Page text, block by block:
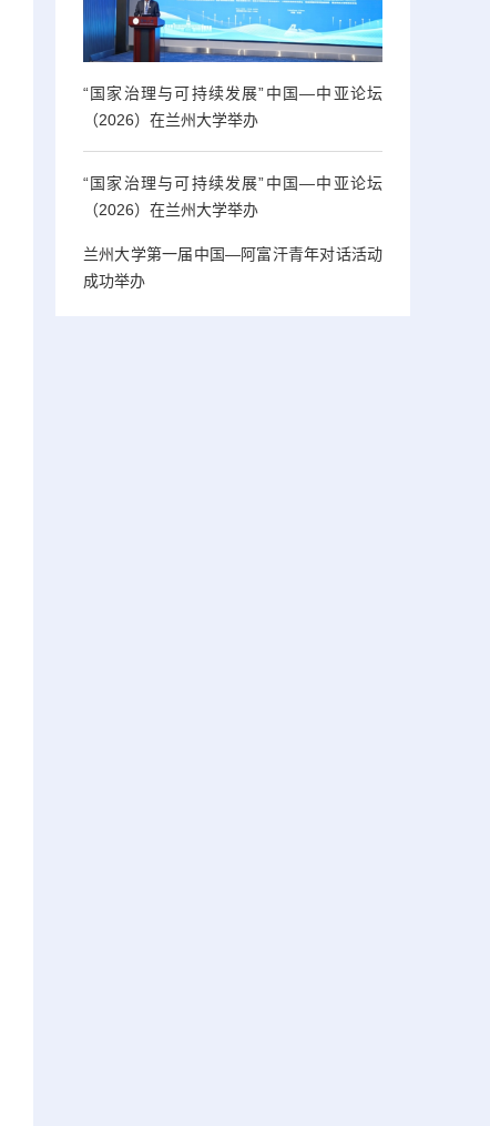
“国家治理与可持续发展”中国—中亚论坛
（2026）在兰州大学举办
“国家治理与可持续发展”中国—中亚论坛
（2026）在兰州大学举办
兰州大学第一届中国—阿富汗青年对话活动
成功举办